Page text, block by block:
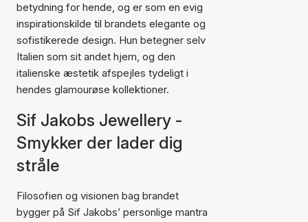
betydning for hende, og er som en evig
inspirationskilde til brandets elegante og
sofistikerede design. Hun betegner selv
Italien som sit andet hjem, og den
italienske æstetik afspejles tydeligt i
hendes glamourøse kollektioner.
Sif Jakobs Jewellery -
Smykker der lader dig
stråle
Filosofien og visionen bag brandet
bygger på Sif Jakobs’ personlige mantra